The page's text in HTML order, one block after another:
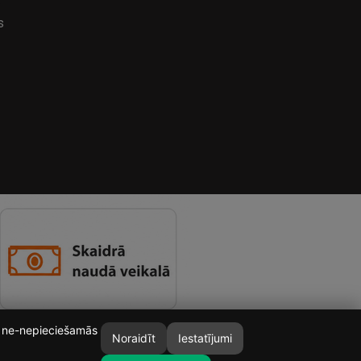
nepieciešamās
Noraidīt Iestatījumi